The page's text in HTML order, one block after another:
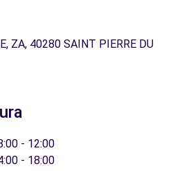
ZA, 40280 SAINT PIERRE DU
- 12:00
- 18:00